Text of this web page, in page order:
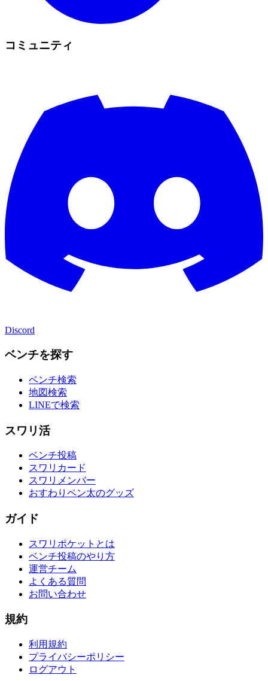
コミュニティ
Discord
ベンチを探す
ベンチ検索
地図検索
LINEで検索
スワリ活
ベンチ投稿
スワリカード
スワリメンバー
おすわりペン太のグッズ
ガイド
スワリポケットとは
ベンチ投稿のやり方
運営チーム
よくある質問
お問い合わせ
規約
利用規約
プライバシーポリシー
ログアウト